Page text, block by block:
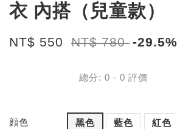
衣 內搭（兒童款）
NT$ 550 NT$ 780 -29.5%
總分: 0 - 0 評價
顔色 黑色 藍色 紅色